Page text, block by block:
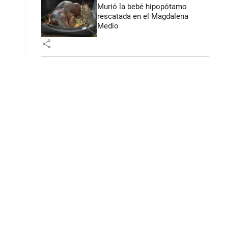
Murió la bebé hipopótamo
rescatada en el Magdalena
Medio
share